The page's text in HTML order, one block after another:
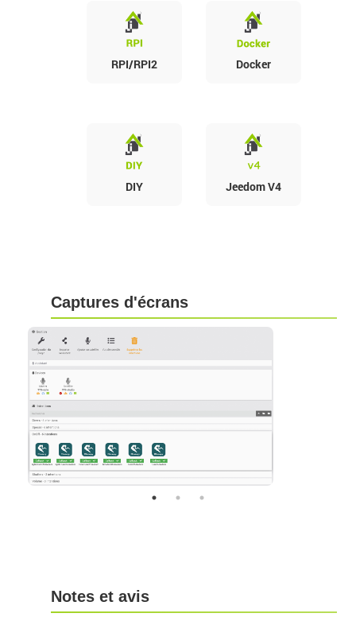
RPI/RPI2 Docker
DIY Jeedom V4
Captures d'écrans
Notes et avis